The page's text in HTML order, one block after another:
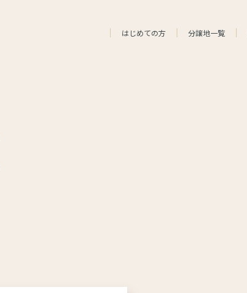
はじめての方 分譲地一覧